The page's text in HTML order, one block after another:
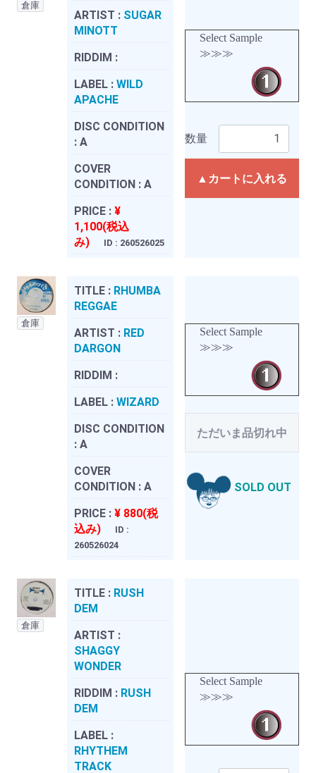
倉庫
ARTIST : SUGAR
MINOTT
RIDDIM :
LABEL : WILD
APACHE
DISC CONDITION
: A
COVER
CONDITION : A
PRICE : ¥
1,100(税込
み)
ID : 260526025
Select Sample
≫≫≫
数量
▲カートに入れる
倉庫
TITLE : RHUMBA
REGGAE
ARTIST : RED
DARGON
RIDDIM :
LABEL : WIZARD
DISC CONDITION
: A
COVER
CONDITION : A
PRICE : ¥ 880(税
込み)
ID :
260526024
Select Sample
≫≫≫
ただいま品切れ中
SOLD OUT
倉庫
TITLE : RUSH
DEM
ARTIST :
SHAGGY
WONDER
RIDDIM : RUSH
DEM
LABEL :
RHYTHEM
TRACK
Select Sample
≫≫≫